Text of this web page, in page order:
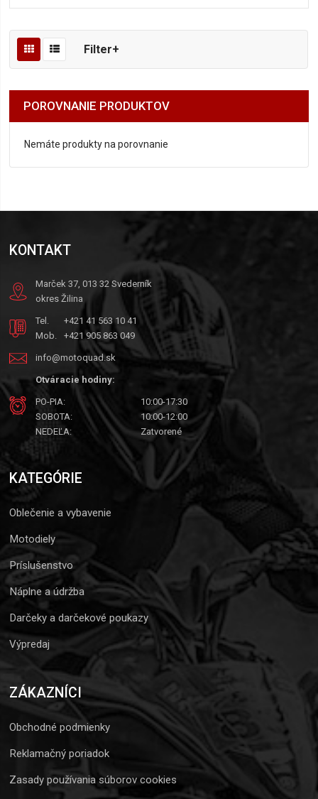
Filter+
POROVNANIE PRODUKTOV
Nemáte produkty na porovnanie
KONTAKT
Marček 37, 013 32 Svederník
okres Žilina
Tel.
+421 41 563 10 41
Mob.
+421 905 863 049
info@motoquad.sk
Otváracie hodiny:
PO-PIA:
10:00-17:30
SOBOTA:
10:00-12:00
NEDEĽA:
Zatvorené
KATEGÓRIE
Oblečenie a vybavenie
Motodiely
Príslušenstvo
Náplne a údržba
Darčeky a darčekové poukazy
Výpredaj
ZÁKAZNÍCI
Obchodné podmienky
Reklamačný poriadok
Zasady používania súborov cookies